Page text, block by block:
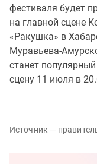
фестиваля будет
на главной сцене
«Ракушка» в
Муравьева-
станет
сцену 11 июля в
Источник —